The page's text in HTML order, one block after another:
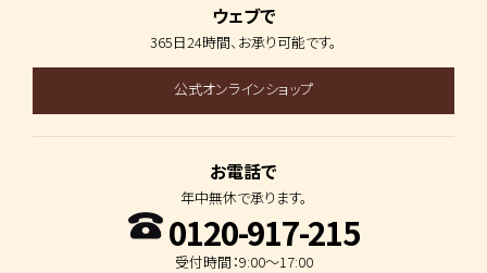
ウェブで
365日24時間、 お承り可能です。
公式オンラインショップ
お電話で
年中無休で承ります。
0120-917-215
受付時間：9:00～17:00